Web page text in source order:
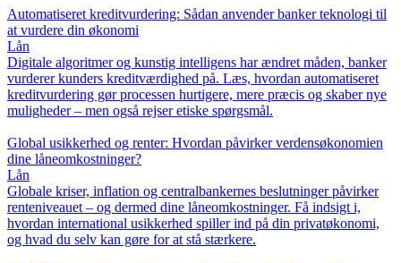
Automatiseret kreditvurdering: Sådan anvender banker teknologi til
at vurdere din økonomi
Lån
Digitale algoritmer og kunstig intelligens har ændret måden, banker
vurderer kunders kreditværdighed på. Læs, hvordan automatiseret
kreditvurdering gør processen hurtigere, mere præcis og skaber nye
muligheder – men også rejser etiske spørgsmål.
Global usikkerhed og renter: Hvordan påvirker verdensøkonomien
dine låneomkostninger?
Lån
Globale kriser, inflation og centralbankernes beslutninger påvirker
renteniveauet – og dermed dine låneomkostninger. Få indsigt i,
hvordan international usikkerhed spiller ind på din privatøkonomi,
og hvad du selv kan gøre for at stå stærkere.